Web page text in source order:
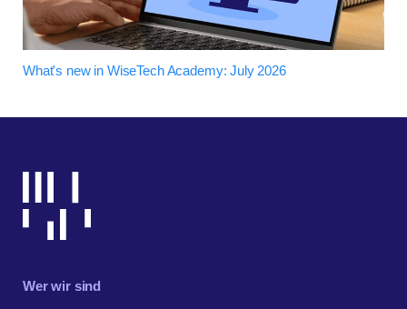
What's new in WiseTech Academy: July 2026
Wer wir sind